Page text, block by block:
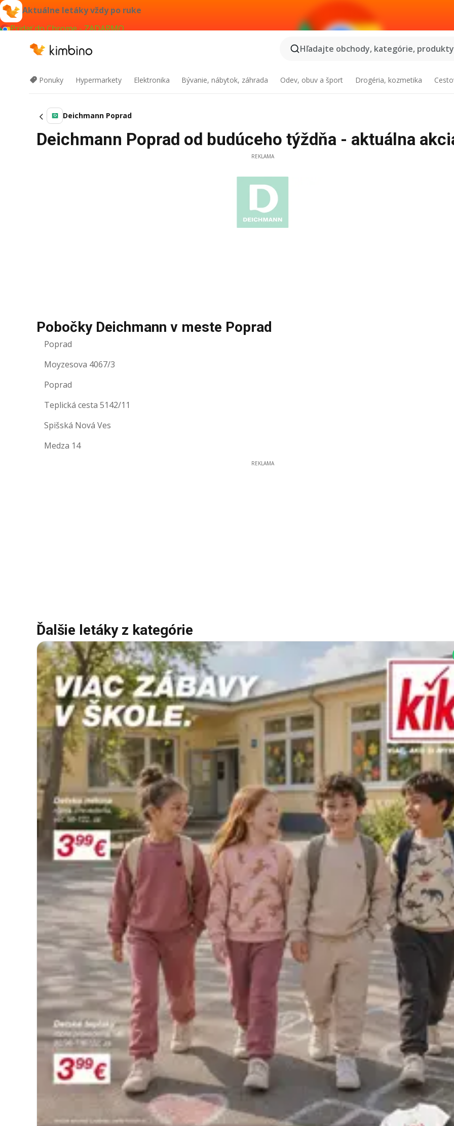
Aktuálne letáky vždy po ruke
Pridať do Chrome - ZADARMO
Hľadajte obchody, kategórie,
Ponuky Hypermarkety Elektronika Bývanie, nábytok, záhrada Odev, obuv a šport Drogéria, kozmetika
Deichmann Poprad
Deichmann Poprad od budúceho týždňa - aktuálna
REKLAMA
Pobočky Deichmann v meste Poprad
Poprad
Moyzesova 4067/3
Poprad
Teplická cesta 5142/11
Spišská Nová Ves
Medza 14
REKLAMA
Ďalšie letáky z kategórie